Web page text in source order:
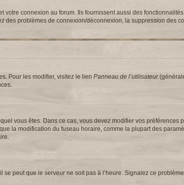
connexion au forum. Ils fournissent aussi des
des problèmes de connexion/déconnexion, la suppression des
Pour les modifier, visitez le lien Panneau de l’utilisateur
vous êtes. Dans ce cas, vous devez modifier vos préférences
la modification du fuseau horaire, comme la plupart des
peut que le serveur ne soit pas à l’heure. Signalez ce